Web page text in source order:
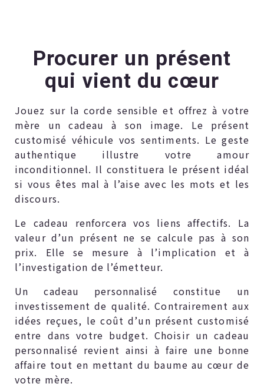
Procurer un présent
qui vient du cœur
Jouez sur la corde sensible et offrez à votre
mère un cadeau à son image. Le présent
customisé véhicule vos sentiments. Le geste
authentique illustre votre amour
inconditionnel. Il constituera le présent idéal
si vous êtes mal à l’aise avec les mots et les
discours.
Le cadeau renforcera vos liens affectifs. La
valeur d’un présent ne se calcule pas à son
prix. Elle se mesure à l’implication et à
l’investigation de l’émetteur.
Un cadeau personnalisé constitue un
investissement de qualité. Contrairement aux
idées reçues, le coût d’un présent customisé
entre dans votre budget. Choisir un cadeau
personnalisé revient ainsi à faire une bonne
affaire tout en mettant du baume au cœur de
votre mère.